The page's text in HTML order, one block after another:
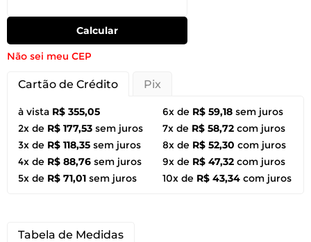
Calcular
Não sei meu CEP
Cartão de Crédito Pix
à vista R$ 355,05
2x de R$ 177,53 sem juros
3x de R$ 118,35 sem juros
4x de R$ 88,76 sem juros
5x de R$ 71,01 sem juros
6x de R$ 59,18 sem juros
7x de R$ 58,72 com juros
8x de R$ 52,30 com juros
9x de R$ 47,32 com juros
10x de R$ 43,34 com juros
Tabela de Medidas